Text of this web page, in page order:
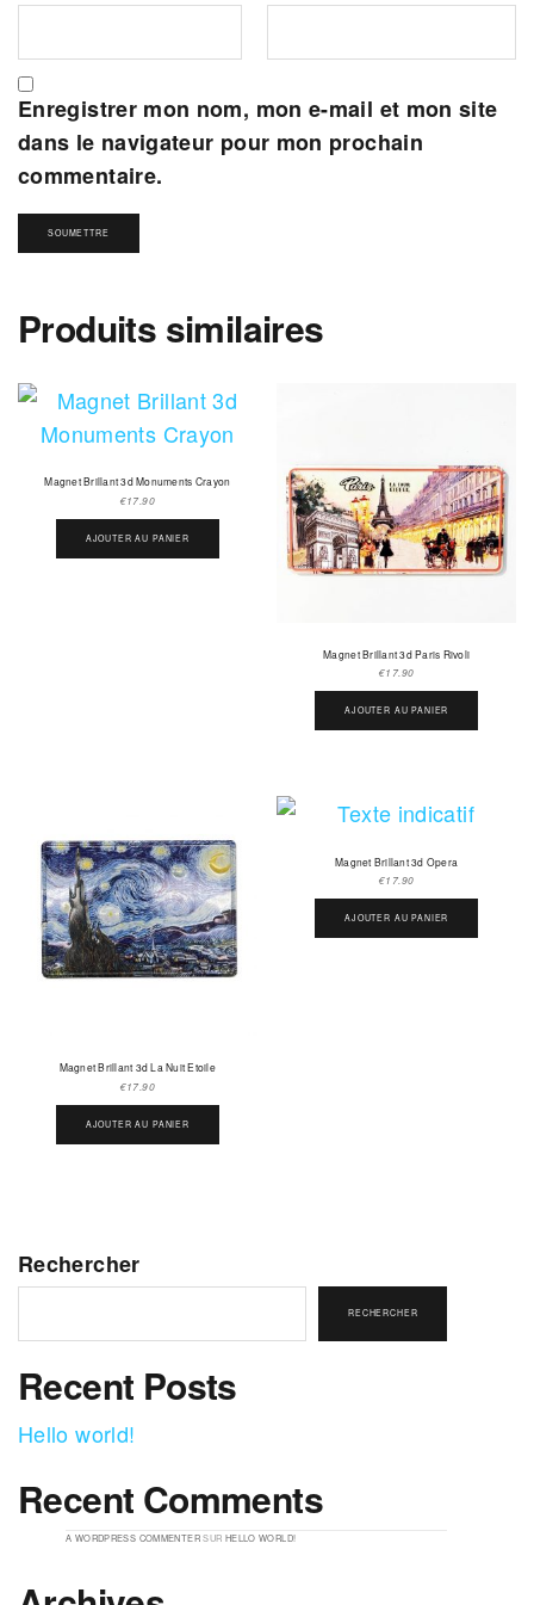
Enregistrer mon nom, mon e-mail et mon site
dans le navigateur pour mon prochain
commentaire.
Produits similaires
Magnet Brillant 3d Monuments Crayon
€17.90
AJOUTER AU PANIER
Magnet Brillant 3d Paris Rivoli
€17.90
AJOUTER AU PANIER
Magnet Brillant 3d La Nuit Etoile
€17.90
AJOUTER AU PANIER
Magnet Brillant 3d Opera
€17.90
AJOUTER AU PANIER
Rechercher
RECHERCHER
Recent Posts
Hello world!
Recent Comments
A WORDPRESS COMMENTERSUR HELLO WORLD!